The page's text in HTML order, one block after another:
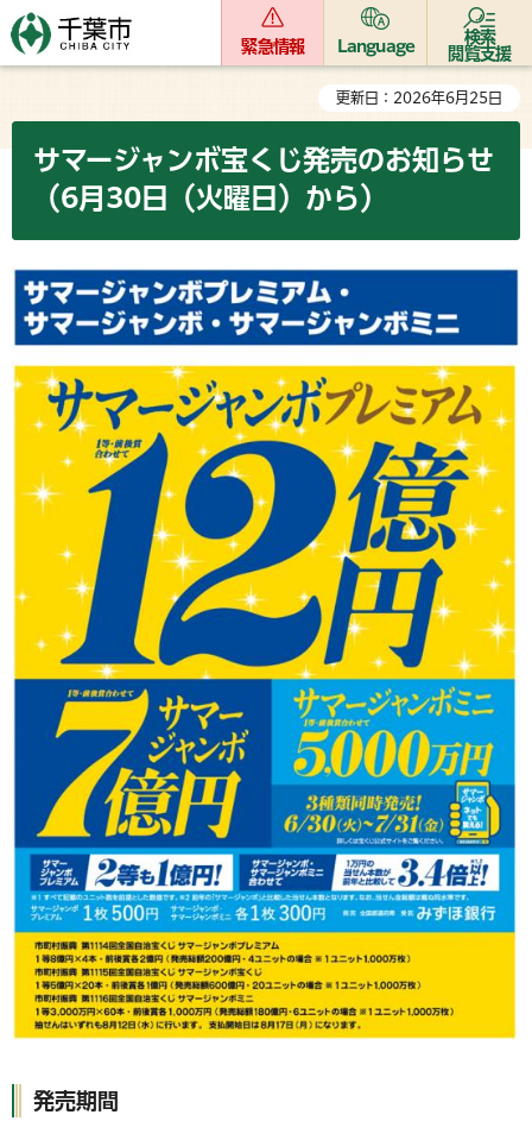
緊急情報 Language
検索
閲覧支援
更新日：2026年6月25日
サマージャンボ宝くじ発売のお知らせ
（6月30日（火曜日）から）
発売期間